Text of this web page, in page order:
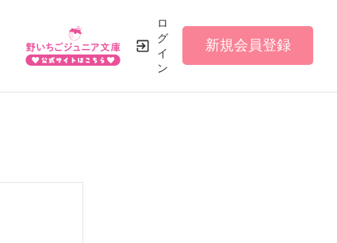
ロ
グ
イ
ン
新規会員登録